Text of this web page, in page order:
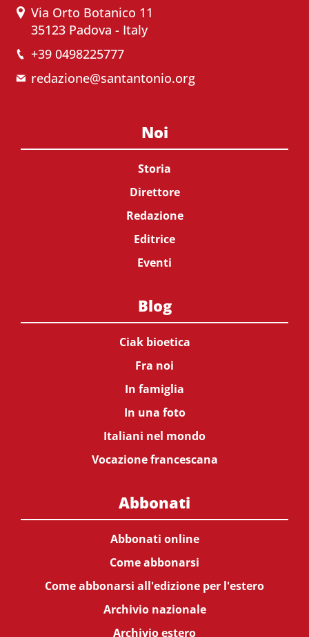
Via Orto Botanico 11
35123 Padova - Italy
+39 0498225777
redazione@santantonio.org
Noi
Storia
Direttore
Redazione
Editrice
Eventi
Blog
Ciak bioetica
Fra noi
In famiglia
In una foto
Italiani nel mondo
Vocazione francescana
Abbonati
Abbonati online
Come abbonarsi
Come abbonarsi all'edizione per l'estero
Archivio nazionale
Archivio estero